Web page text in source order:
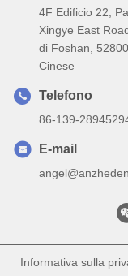
4F Edificio 22,
Xingye East
di Foshan,
Cinese
Telefono
86-139-
E-mail
Informativa sulla